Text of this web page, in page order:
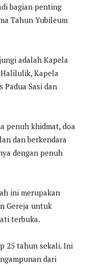
bagian penting
Tahun Yubileum
adalah Kapela
Halilulik, Kapela
Sasi dan
penuh khidmat, doa
dan berkendara
dengan penuh
ini merupakan
Gereja untuk
terbuka.
25 tahun sekali. Ini
dari